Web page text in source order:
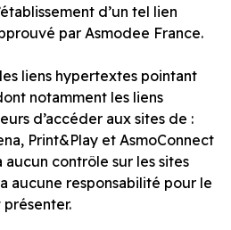
d’un tel lien
par Asmodee France.
liens hypertextes pointant
notamment les liens
d’accéder aux sites de :
Print&Play et AsmoConnect
aucun contrôle sur les sites
aucune responsabilité pour le